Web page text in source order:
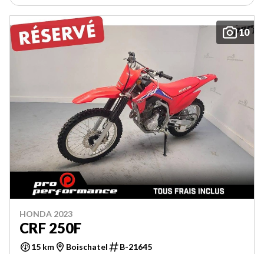
10
HONDA 2023
CRF 250F
15 km Boischatel B-21645